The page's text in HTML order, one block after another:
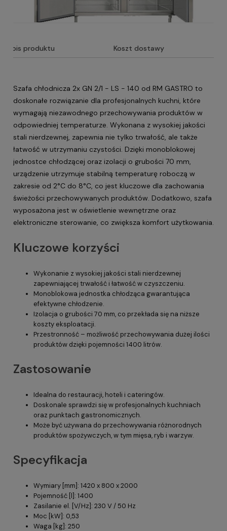
Opis produktu Koszt dostawy
Szafa chłodnicza 2x GN 2/1 - LS - 140 od RM GASTRO to
doskonałe rozwiązanie dla profesjonalnych kuchni, które
wymagają niezawodnego przechowywania produktów w
odpowiedniej temperaturze. Wykonana z wysokiej jakości
stali nierdzewnej, zapewnia nie tylko trwałość, ale także
łatwość w utrzymaniu czystości. Dzięki monoblokowej
jednostce chłodzącej oraz izolacji o grubości 70 mm,
urządzenie utrzymuje stabilną temperaturę roboczą w
zakresie od 2°C do 8°C, co jest kluczowe dla zachowania
świeżości przechowywanych produktów. Dodatkowo, szafa
wyposażona jest w oświetlenie wewnętrzne oraz
elektroniczne sterowanie, co zwiększa komfort użytkowania.
Kluczowe korzyści
Wykonanie z wysokiej jakości stali nierdzewnej
zapewniającej trwałość i łatwość w czyszczeniu.
Monoblokowa jednostka chłodząca gwarantująca
efektywne chłodzenie.
Izolacja o grubości 70 mm, co przekłada się na niższe
koszty eksploatacji.
Przestronność – możliwość przechowywania dużej ilości
produktów dzięki pojemności 1400 litrów.
Zastosowanie
Idealna do restauracji, hoteli i cateringów.
Doskonale sprawdzi się w profesjonalnych kuchniach
oraz punktach gastronomicznych.
Może być używana do przechowywania różnorodnych
produktów spożywczych, w tym mięsa, ryb i warzyw.
Specyfikacja
Wymiary [mm]: 1420 x 800 x 2000
Pojemność [l]: 1400
Zasilanie el. [V/Hz]: 230 V / 50 Hz
Moc [kW]: 0,53
Waga [kg]: 250